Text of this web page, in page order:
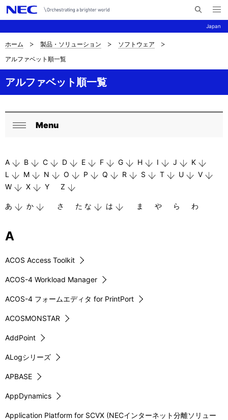
Japan
イ
メ
ニ
ュ
ナ
ビ
ゲ
ー
シ
サ
イ
ト
の
在
位
表
示
し
ホーム 製品・ソリューション
ソフトウェア
アルファベット順一覧
アルファベット順一覧
ロ
カ
ル
ナ
ゲ
ー
シ
ョ
ン
る
Menu
A B C D E F G H I J
K
L
M N O P Q R S T U
V
W
X Y Z
あ か さ た な は ま や ら わ
A
ACOS Access Toolkit
ACOS-4 Workload Manager
ACOS-4 フォームエディタ for PrintPort
ACOSMONSTAR
AddPoint
ALogシリーズ
APBASE
AppDynamics
Application Platform for SCVX (NECインターネット分離ソリュー